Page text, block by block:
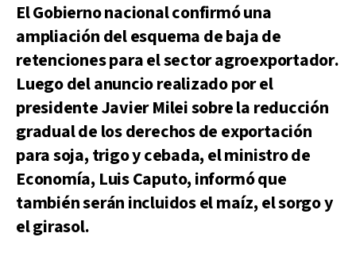
El Gobierno nacional confirmó una
ampliación del esquema de baja de
retenciones para el sector agroexportador.
Luego del anuncio realizado por el
presidente Javier Milei sobre la reducción
gradual de los derechos de exportación
para soja, trigo y cebada, el ministro de
Economía, Luis Caputo, informó que
también serán incluidos el maíz, el sorgo y
el girasol.